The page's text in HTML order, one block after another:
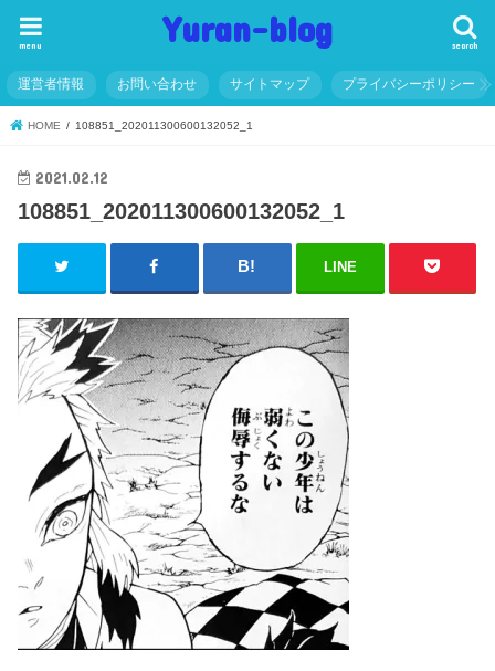
Yuran-blog search
menu
運営者情報 お問い合わせ サイトマップ プライバシーポリシー
HOME 108851_202011300600132052_1
2021.02.12
108851_202011300600132052_1
LINE